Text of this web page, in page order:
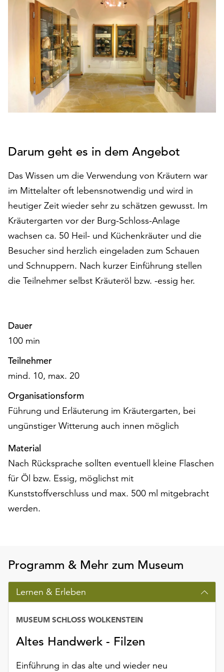
Betrieb
notwendig
(funktionale
Cookies),
solche,
zu
anonymen
Statistikzwecken
genutzt
werden.
Klicken
Sie
auf
„Alle
akzeptieren“,
um
alle
Sie
können
Einverständnis
jederzeit
und
widerrufen.
steht
am
Ende
der
Seite
die
Schaltfläche
Funktionale
Cookies
werden
auch
ohne
Ihr
Einverständnis
weiterhin
ausgeführt.
Darum geht es in dem Angebot
Das Wissen um die Verwendung von Kräutern war
im Mittelalter oft lebensnotwendig und wird in
heutiger Zeit wieder sehr zu schätzen gewusst. Im
Kräutergarten vor der Burg-Schloss-Anlage
wachsen ca. 50 Heil- und Küchenkräuter und die
Besucher sind herzlich eingeladen zum Schauen
und Schnuppern. Nach kurzer Einführung stellen
die Teilnehmer selbst Kräuteröl bzw. -essig her.
Dauer
100 min
Teilnehmer
mind. 10, max. 20
Organisationsform
Führung und Erläuterung im Kräutergarten, bei
ungünstiger Witterung auch innen möglich
Material
Nach Rücksprache sollten eventuell kleine Flaschen
für Öl bzw. Essig, möglichst mit
Kunststoffverschluss und max. 500 ml mitgebracht
werden.
Programm & Mehr zum Museum
Lernen & Erleben
Altes Handwerk - Filzen
MUSEUM SCHLOSS WOLKENSTEIN
Einführung in das alte und wieder neu